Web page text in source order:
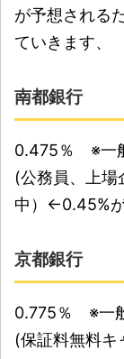
が予想される
ていきます、
南都銀行
0.475％ ※一
(公務員、上場
中）←0.45%
京都銀行
0.775％ ※一
(保証料無料キ